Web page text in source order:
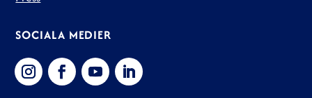
SOCIALA MEDIER